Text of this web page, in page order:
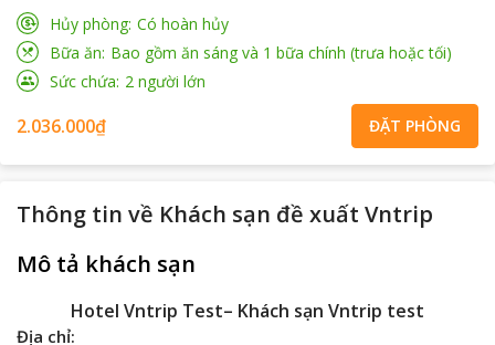
Hủy phòng Có hoàn hủy
Bữa ăn Bao gồm ăn sáng và 1 bữa chính (trưa hoặc tối)
Sức chứa 2 người lớn
2.036.000₫ ĐẶT PHÒNG
Thông tin về Khách sạn đề xuất Vntrip
Mô tả khách sạn
Hotel Vntrip Test– Khách sạn Vntrip test
Địa chỉ: